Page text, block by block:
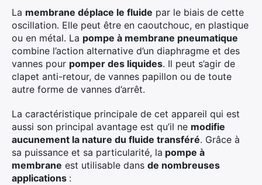
La membrane déplace le fluide par le biais de cette
oscillation. Elle peut être en caoutchouc, en plastique
ou en métal. La pompe à membrane pneumatique
combine l’action alternative d’un diaphragme et des
vannes pour pomper des liquides. Il peut s’agir de
clapet anti-retour, de vannes papillon ou de toute
autre forme de vannes d’arrêt.
La caractéristique principale de cet appareil qui est
aussi son principal avantage est qu’il ne modifie
aucunement la nature du fluide transféré. Grâce à
sa puissance et sa particularité, la pompe à
membrane est utilisable dans de nombreuses
applications :